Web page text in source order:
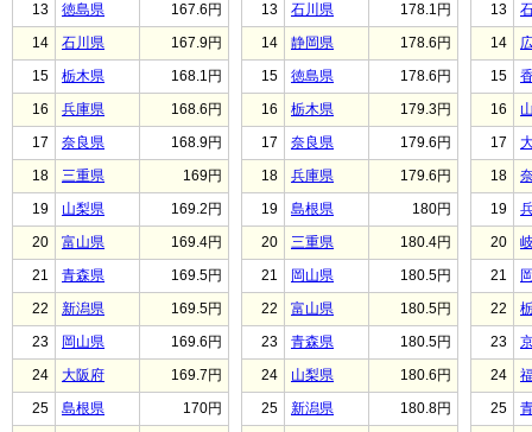
13
徳島県
167.6円
14
石川県
167.9円
15
栃木県
168.1円
16
兵庫県
168.6円
17
奈良県
168.9円
18
三重県
169円
19
山梨県
169.2円
20
富山県
169.4円
21
青森県
169.5円
22
新潟県
169.5円
23
岡山県
169.6円
24
大阪府
169.7円
25
島根県
170円
13
石川県
178.1円
14
静岡県
178.6円
15
徳島県
178.6円
16
栃木県
179.3円
17
奈良県
179.6円
18
兵庫県
179.6円
19
島根県
180円
20
三重県
180.4円
21
岡山県
180.5円
22
富山県
180.5円
23
青森県
180.5円
24
山梨県
180.6円
25
新潟県
180.8円
13
14
15
16
17
18
19
20
21
22
23
24
25